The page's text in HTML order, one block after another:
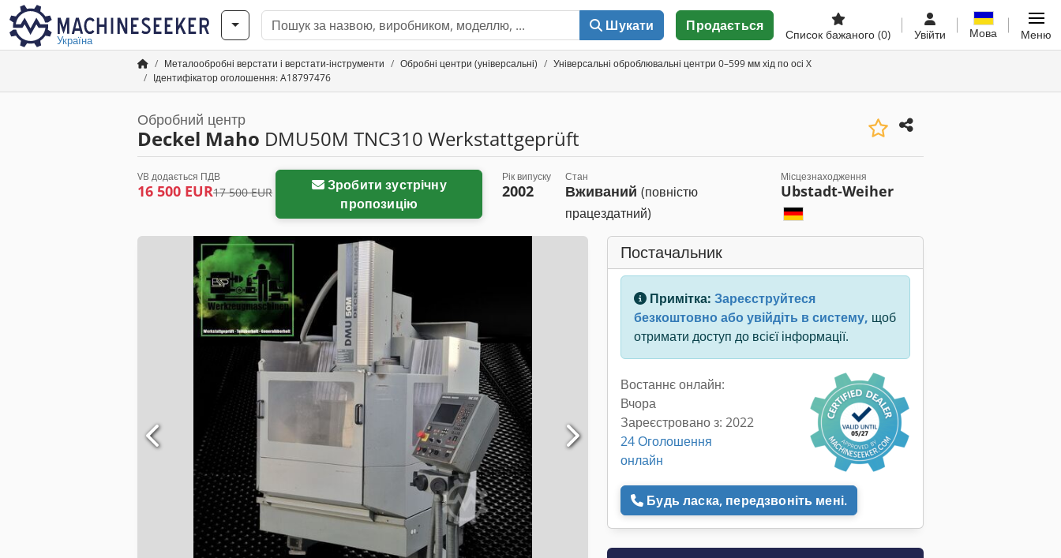
Україна
Шукати Продається
Список бажаного (0) Увійти Мова Меню
Металообробні верстати і верстати-інструменти Обробні центри (універсальні)
Універсальні оброблювальні центри 0–599 мм хід по осі X
Ідентифікатор оголошення: A18797476
Обробний центр
Deckel Maho DMU50M TNC310 Werkstattgeprüft
VB додається ПДВ
16 500 EUR17 500 EUR
Зробити зустрічну
пропозицію
Рік випуску
2002
Стан
Вживаний(повністю
працездатний)
Місцезнаходження
Ubstadt-Weiher
Постачальник
Примітка: Зареєструйтеся
безкоштовно або увійдіть в систему, щоб
отримати доступ до всієї інформації.
Востаннє онлайн:
Вчора
Зареєстровано з: 2022
24 Оголошення
онлайн
Будь ласка, передзвоніть мені.